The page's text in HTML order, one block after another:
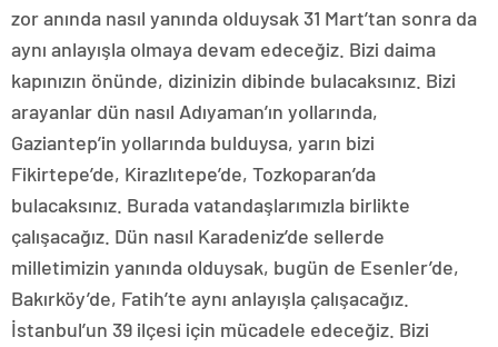
zor anında nasıl yanında olduysak 31 Mart’tan sonra da
aynı anlayışla olmaya devam edeceğiz. Bizi daima
kapınızın önünde, dizinizin dibinde bulacaksınız. Bizi
arayanlar dün nasıl Adıyaman’ın yollarında,
Gaziantep’in yollarında bulduysa, yarın bizi
Fikirtepe’de, Kirazlıtepe’de, Tozkoparan’da
bulacaksınız. Burada vatandaşlarımızla birlikte
çalışacağız. Dün nasıl Karadeniz’de sellerde
milletimizin yanında olduysak, bugün de Esenler’de,
Bakırköy’de, Fatih’te aynı anlayışla çalışacağız.
İstanbul’un 39 ilçesi için mücadele edeceğiz. Bizi